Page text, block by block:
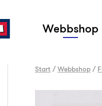
Webbshop
Start /Webbshop /